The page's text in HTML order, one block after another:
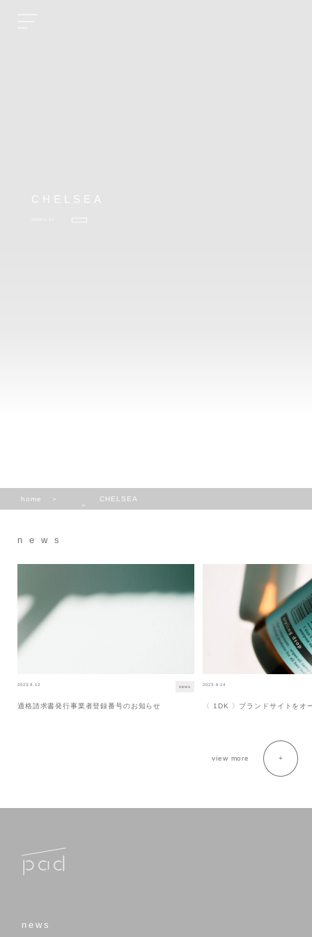
CHELSEA
home CHELSEA
news
2023.9.12 news
適格請求書発行事業者登録番号のお知らせ
2023.6.14
〈 1DK 〉ブランドサイトをオ
view more
news